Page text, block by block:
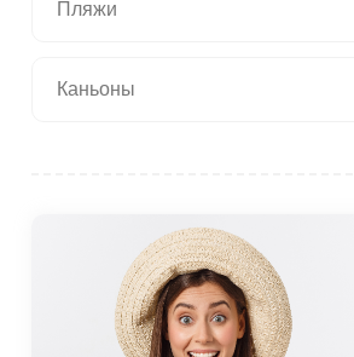
Пляжи
Каньоны